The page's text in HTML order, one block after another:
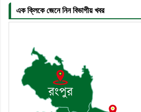
৮। দাউদকান্দিতে
নিলেন ড. খন্দকার
এক ক্লিকে জেনে নিন বিভাগীয় খবর